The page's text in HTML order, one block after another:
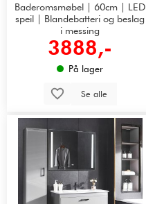
Baderomsmøbel | 60cm | LED
speil | Blandebatteri og beslag
i messing
3888,-
På lager
Se alle